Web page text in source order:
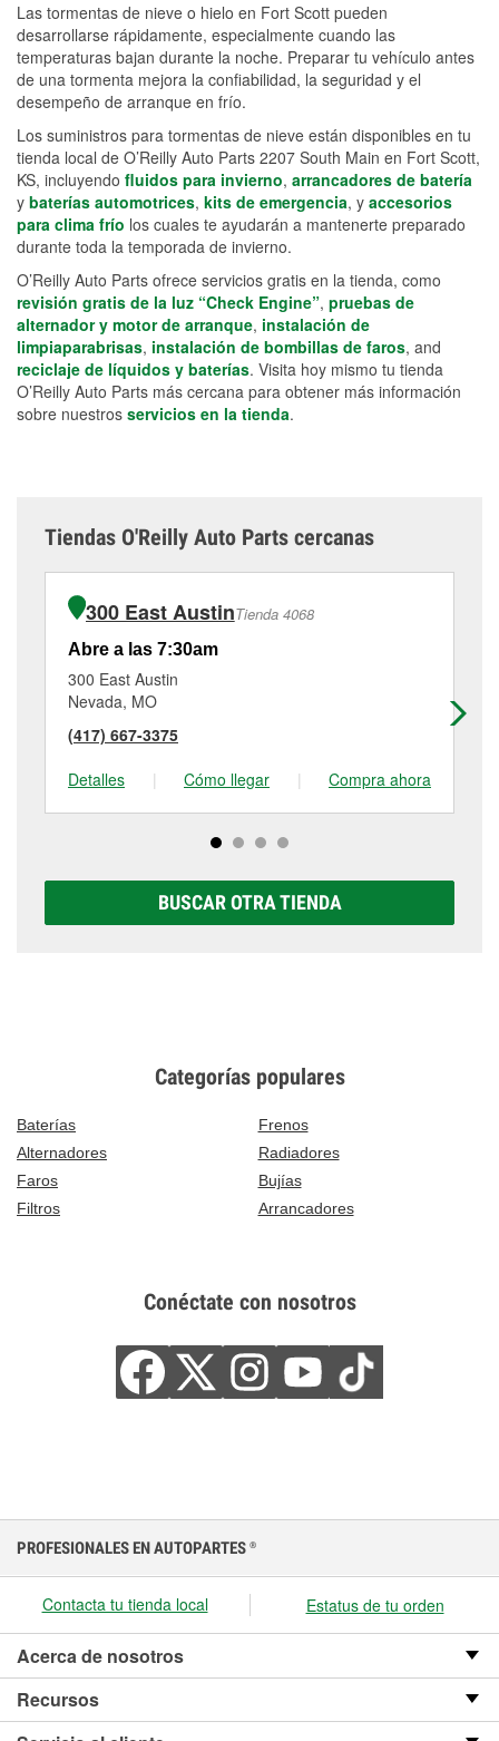
Las tormentas de nieve o hielo en Fort Scott pueden
desarrollarse rápidamente, especialmente cuando las
temperaturas bajan durante la noche. Preparar tu vehículo antes
de una tormenta mejora la confiabilidad, la seguridad y el
desempeño de arranque en frío.
Los suministros para tormentas de nieve están disponibles en tu
tienda local de O’Reilly Auto Parts 2207 South Main en Fort Scott,
KS, incluyendo fluidos para invierno, arrancadores de batería
y baterías automotrices, kits de emergencia, y accesorios
para clima frío los cuales te ayudarán a mantenerte preparado
durante toda la temporada de invierno.
O’Reilly Auto Parts ofrece servicios gratis en la tienda, como
revisión gratis de la luz “Check Engine”, pruebas de
alternador y motor de arranque, instalación de
limpiaparabrisas, instalación de bombillas de faros, and
reciclaje de líquidos y baterías. Visita hoy mismo tu tienda
O’Reilly Auto Parts más cercana para obtener más información
sobre nuestros servicios en la tienda.
Tiendas O'Reilly Auto Parts cercanas
300 East AustinTienda 4068
Abre a las 7:30am
300 East Austin
Nevada, MO
(417) 667-3375
Detalles
| Cómo llegar | Compra ahora
BUSCAR OTRA TIENDA
Categorías populares
Baterías
Frenos
Alternadores
Radiadores
Faros
Bujías
Filtros
Arrancadores
Conéctate con nosotros
PROFESIONALES EN AUTOPARTES ®
Contacta tu tienda local Estatus de tu orden
Acerca de nosotros
Recursos